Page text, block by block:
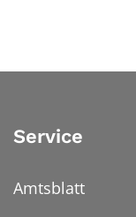
Service
Amtsblatt